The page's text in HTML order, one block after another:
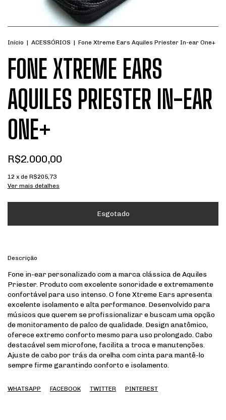
Início | ACESSÓRIOS | Fone Xtreme Ears Aquiles Priester In-ear One+
FONE XTREME EARS
AQUILES PRIESTER IN-EAR
ONE+
R$2.000,00
12 x de R$205,73
Ver mais detalhes
Descrição
Fone in-ear personalizado com a marca clássica de Aquiles
Priester. Produto com excelente sonoridade e extremamente
confortável para uso intenso. O fone Xtreme Ears apresenta
excelente isolamento e alta performance. Desenvolvido para
músicos que querem se profissionalizar e buscam uma opção
de monitoramento de palco de qualidade. Design anatômico,
oferece extremo conforto mesmo para uso prolongado. Cabo
destacável sem microfone, facilita a troca e manutenções.
Ajuste de cabo por trás da orelha com cinta para mantê-lo
sempre firme garantindo conforto e isolamento.
WHATSAPP FACEBOOK TWITTER PINTEREST